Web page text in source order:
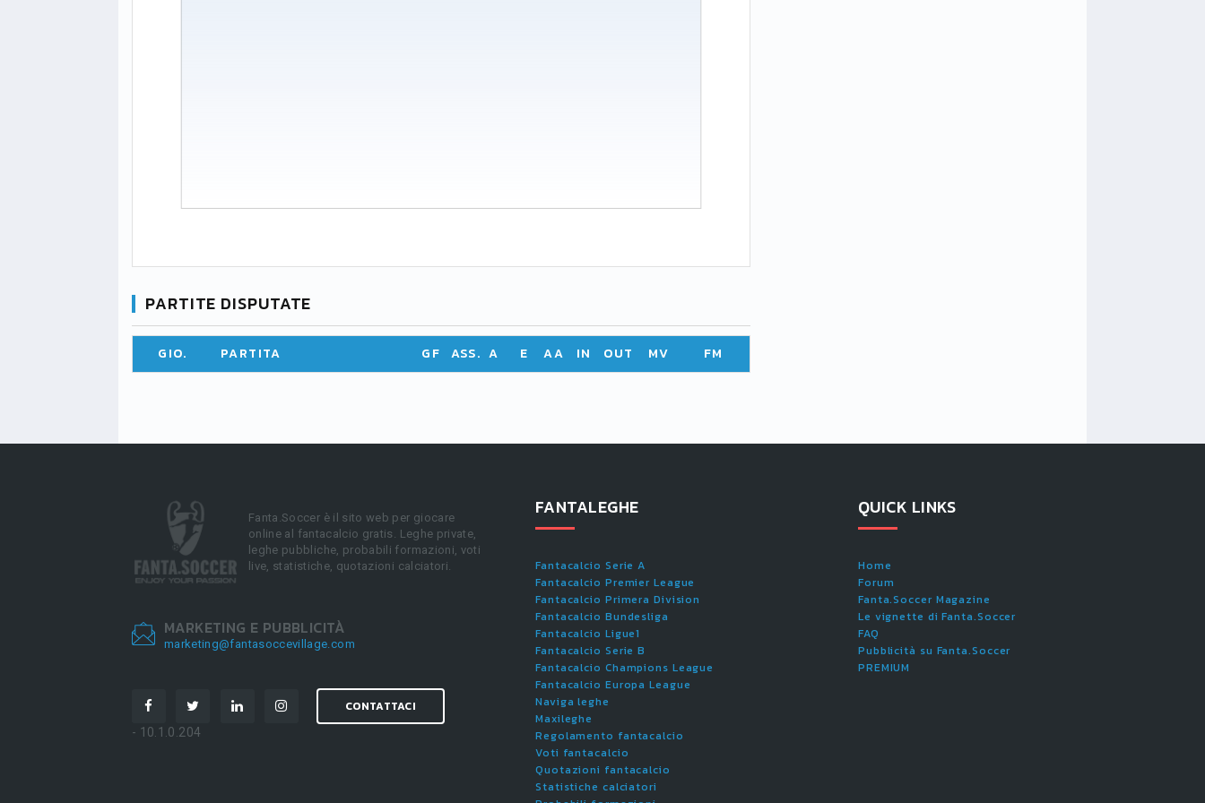
PARTITE DISPUTATE
GIO. PARTITA GF ASS. A E AA IN OUT MV FM
Fanta.Soccer è il sito web per giocare
online al fantacalcio gratis. Leghe private,
leghe pubbliche, probabili formazioni, voti
live, statistiche, quotazioni calciatori.
MARKETING E PUBBLICITÀ
marketing@fantasoccevillage.com
CONTATTACI
- 10.1.0.204
FANTALEGHE
Fantacalcio Serie A
Fantacalcio Premier League
Fantacalcio Primera Division
Fantacalcio Bundesliga
Fantacalcio Ligue1
Fantacalcio Serie B
Fantacalcio Champions League
Fantacalcio Europa League
Naviga leghe
Maxileghe
Regolamento fantacalcio
Voti fantacalcio
Quotazioni fantacalcio
Statistiche calciatori
QUICK LINKS
Home
Forum
Fanta.Soccer Magazine
Le vignette di Fanta.Soccer
FAQ
Pubblicità su Fanta.Soccer
PREMIUM